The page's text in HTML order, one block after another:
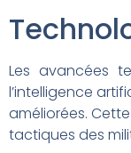
Les avancées
l’intelligence
améliorées.
tactiques des